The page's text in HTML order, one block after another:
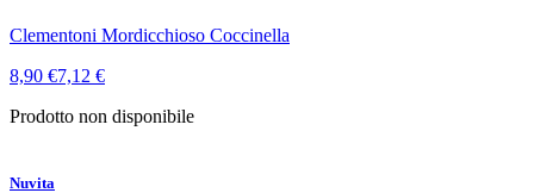
Clementoni Mordicchioso Coccinella
8,90 €7,12 €
Prodotto non disponibile
Nuvita